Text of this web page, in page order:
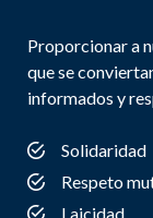
Proporcionar a
que se
informados y
Solidaridad
Respeto
Laicidad